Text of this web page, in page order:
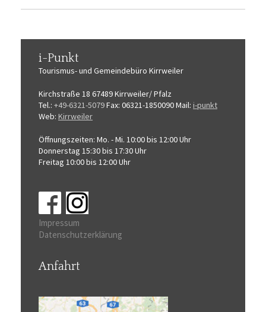
i-Punkt
Tourismus-und Gemeindebüro Kirrweiler
Kirchstraße 18 67489 Kirrweiler/ Pfalz
Tel.: +49-6321-5079Fax: 06321-1850090Mail: i-punkt
Web: Kirrweiler
Öffnungszeiten: Mo. - Mi. 10:00 bis 12:00 Uhr
Donnerstag 15:30 bis 17:30 Uhr
Freitag 10:00 bis 12:00 Uhr
Impressum
Datenschutzerklärung
Anfahrt